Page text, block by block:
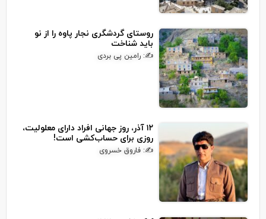
روستای گردشگری نجار پاوه را از نو
باید شناخت
✍: رامین پی بردی
۱۲ آذر، روز جهانی افراد دارای معلولیت،
روزی برای حساب‌کشی است!
✍: فاروق خسروی